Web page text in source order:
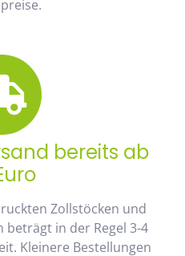
bereits ab
Zollstöcken und
in der Regel 3-4
Kleinere Bestellungen